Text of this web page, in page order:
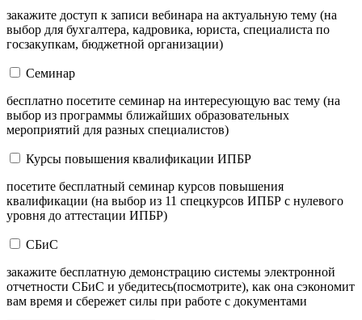
закажите доступ к записи вебинара на актуальную тему (на
выбор для бухгалтера, кадровика, юриста, специалиста по
госзакупкам, бюджетной организации)
Семинар
бесплатно посетите семинар на интересующую вас тему (на
выбор из программы ближайших образовательных
мероприятий для разных специалистов)
Курсы повышения квалификации ИПБР
посетите бесплатный семинар курсов повышения
квалификации (на выбор из 11 спецкурсов ИПБР с нулевого
уровня до аттестации ИПБР)
СБиС
закажите бесплатную демонстрацию системы электронной
отчетности СБиС и убедитесь(посмотрите), как она сэкономит
вам время и сбережет силы при работе с документами